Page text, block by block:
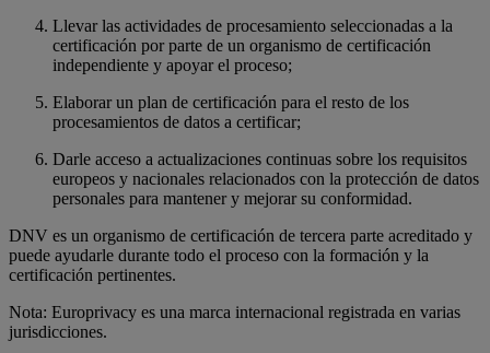
Llevar las actividades de procesamiento seleccionadas a la
certificación por parte de un organismo de certificación
independiente y apoyar el proceso;
Elaborar un plan de certificación para el resto de los
procesamientos de datos a certificar;
Darle acceso a actualizaciones continuas sobre los requisitos
europeos y nacionales relacionados con la protección de datos
personales para mantener y mejorar su conformidad.
DNV es un organismo de certificación de tercera parte acreditado y
puede ayudarle durante todo el proceso con la formación y la
certificación pertinentes.
Nota: Europrivacy es una marca internacional registrada en varias
jurisdicciones.